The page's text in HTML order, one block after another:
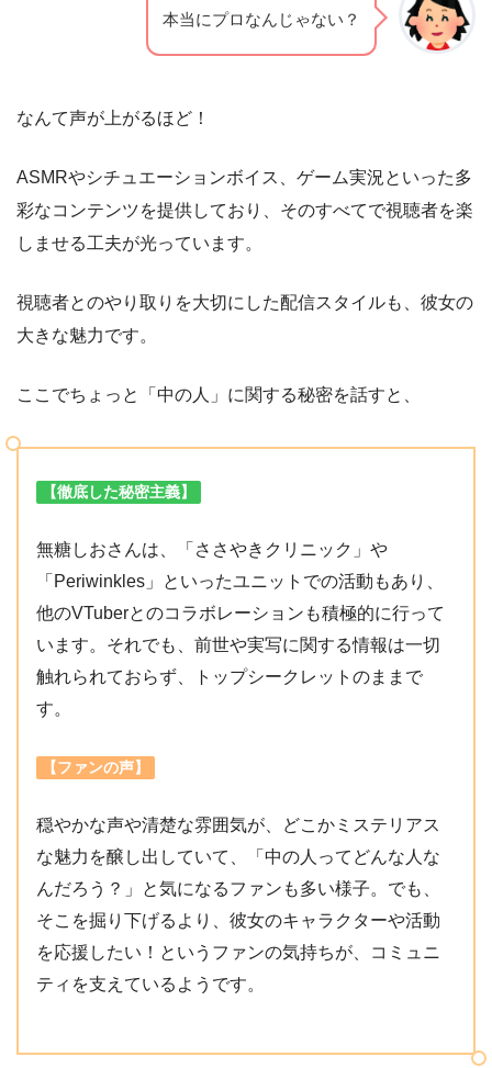
本当にプロなんじゃない？
なんて声が上がるほど！
ASMRやシチュエーションボイス、ゲーム実況といった多
彩なコンテンツを提供しており、そのすべてで視聴者を楽
しませる工夫が光っています。
視聴者とのやり取りを大切にした配信スタイルも、彼女の
大きな魅力です。
ここでちょっと「中の人」に関する秘密を話すと、
【徹底した秘密主義】
無糖しおさんは、「ささやきクリニック」や
「Periwinkles」といったユニットでの活動もあり、
他のVTuberとのコラボレーションも積極的に行って
います。それでも、前世や実写に関する情報は一切
触れられておらず、トップシークレットのままで
す。
【ファンの声】
穏やかな声や清楚な雰囲気が、どこかミステリアス
な魅力を醸し出していて、「中の人ってどんな人な
んだろう？」と気になるファンも多い様子。でも、
そこを掘り下げるより、彼女のキャラクターや活動
を応援したい！というファンの気持ちが、コミュニ
ティを支えているようです。